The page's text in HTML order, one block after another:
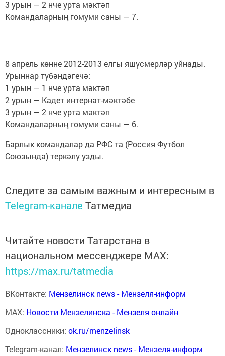
3 урын — 2 нче урта мәктәп
Командаларның гомуми саны — 7.
8 апрель көнне 2012-2013 елгы яшүсмерләр уйнады.
Урыннар түбәндәгечә:
1 урын — 1 нче урта мәктәп
2 урын — Кадет интернат-мәктәбе
3 урын — 2 нче урта мәктәп
Командаларның гомуми саны — 6.
Барлык командалар да РФС та (Россия Футбол
Союзында) теркәлү узды.
Следите за самым важным и интересным в
Telegram-канале Татмедиа
Читайте новости Татарстана в
национальном мессенджере MАХ:
https://max.ru/tatmedia
ВКонтакте: Мензелинск news - Мензеля-информ
MAX: Новости Мензелинска - Мензеля онлайн
Одноклассники: ok.ru/menzelinsk
Telegram-канал: Мензелинск news - Мензеля-информ